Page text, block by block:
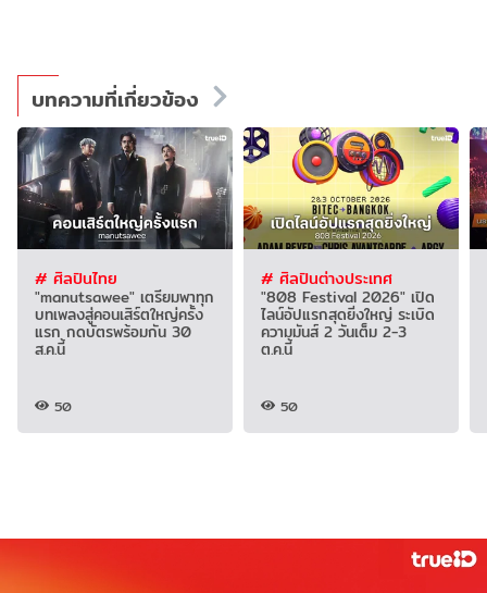
บทความที่เกี่ยวข้อง
# ศิลปินไทย
"manutsawee" เตรียมพาทุก
บทเพลงสู่คอนเสิร์ตใหญ่ครั้ง
แรก กดบัตรพร้อมกัน 30
ส.ค.นี้
50
# ศิลปินต่างประเทศ
"808 Festival 2026" เปิด
ไลน์อัปแรกสุดยิ่งใหญ่ ระเบิด
ความมันส์ 2 วันเต็ม 2-3
ต.ค.นี้
50